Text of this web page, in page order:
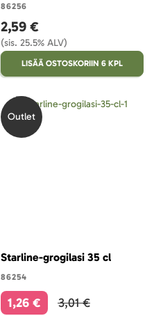
86256
2,59 €
(sis. 25.5% ALV)
LISÄÄ OSTOSKORIIN 6 KPL
Outlet
Starline-grogilasi 35 cl
86254
1,26 € 3,01 €